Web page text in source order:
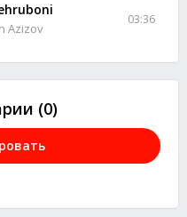
Azizov
03:36
(0)